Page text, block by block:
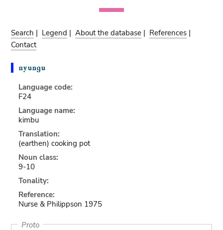
Search | Legend |About the database | References |
Contact
Language code:
F24
Language name:
kimbu
Translation:
(earthen) cooking pot
Noun class:
9-10
Tonality:
Reference:
Nurse & Philippson 1975
Proto